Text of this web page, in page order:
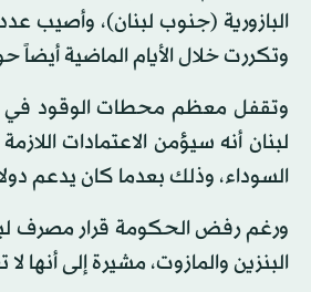
البازورية (جنوب لبنان)، وأصيب
وتكررت خلال الأيام الماضية
وتقفل معظم محطات الوقود في
لبنان أنه سيؤمن الاعتمادات
السوداء، وذلك بعدما كان يدعم دولار
ورغم رفض الحكومة قرار مصرف
البنزين والمازوت، مشيرة إلى